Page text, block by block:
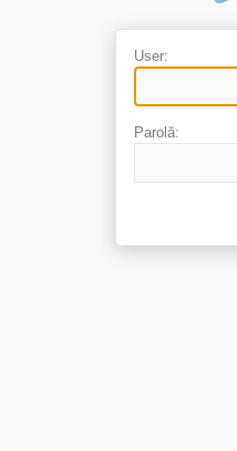
User:
Parolă: